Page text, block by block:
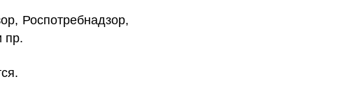
Роспотребнадзор,
пр.